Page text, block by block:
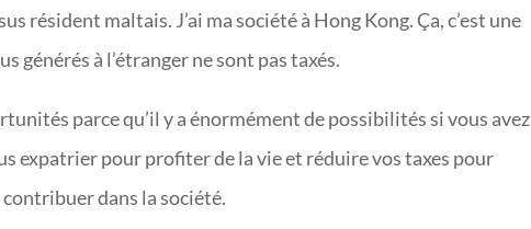
résident maltais. J’ai ma société à Hong Kong. Ça, c’est une
générés à l’étranger ne sont pas taxés.
parce qu’il y a énormément de possibilités si vous avez
expatrier pour profiter de la vie et réduire vos taxes pour
dans la société.